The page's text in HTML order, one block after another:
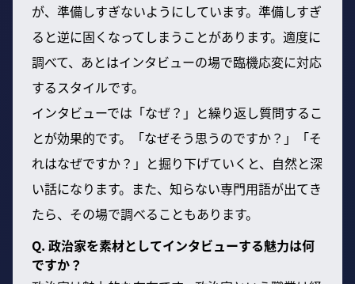
が、準備しすぎないようにしています。準備しすぎ
ると逆に固くなってしまうことがあります。適度に
調べて、あとはインタビューの場で臨機応変に対応
するスタイルです。
インタビューでは「なぜ？」と繰り返し質問するこ
とが効果的です。「なぜそう思うのですか？」「そ
れはなぜですか？」と掘り下げていくと、自然と深
い話になります。また、知らない専門用語が出てき
たら、その場で調べることもあります。
Q. 政治家を素材としてインタビューする魅力は何
ですか？